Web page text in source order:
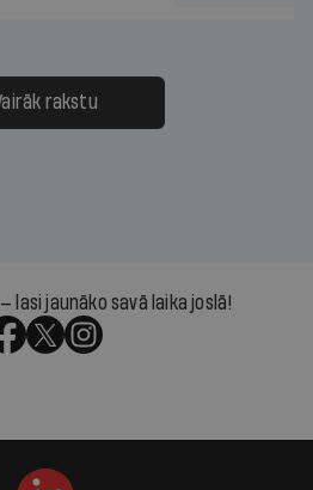
rakstu
lasi jaunāko savā laika joslā!